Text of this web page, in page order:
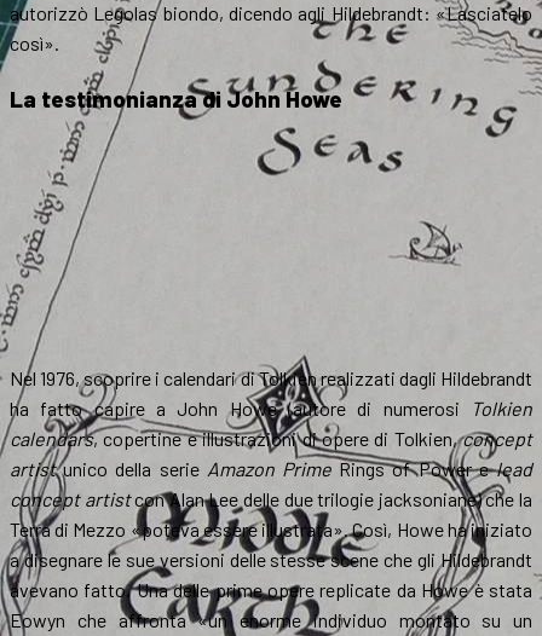
autorizzò Legolas biondo, dicendo agli Hildebrandt: «Lasciatelo
così».
La testimonianza di John Howe
Nel 1976, scoprire i calendari di Tolkien realizzati dagli Hildebrandt
ha fatto capire a John Howe (autore di numerosi
Tolkien
calendars, copertine e illustrazioni di opere di Tolkien,concept
artistunico della serie Amazon Prime Rings of Power elead
concept artistcon Alan Lee delle due trilogie jacksoniane) che la
Terra di Mezzo «poteva essere illustrata». Così, Howe ha iniziato
a disegnare le sue versioni delle stesse scene che gli Hildebrandt
avevano fatto. Una delle prime opere replicate da Howe è stata
Eowyn che affronta «un enorme individuo montato su un